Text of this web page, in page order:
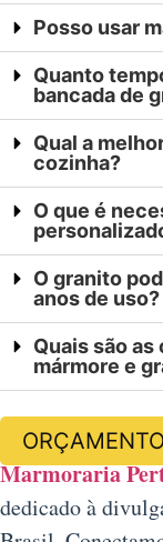
Posso usar
Quanto
bancada de
Qual a
cozinha?
O que é
O granito
anos de uso?
Quais são
mármore e
Marmoraria
dedicado à